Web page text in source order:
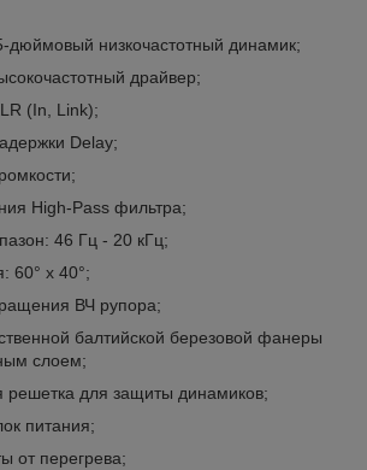
низкочастотный динамик;
драйвер;
(In, Link);
Delay;
High-Pass фильтра;
46 Гц - 20 кГц;
60° х 40°;
ВЧ рупора;
балтийской березовой фанеры
слоем;
решетка для защиты динамиков;
питания;
от перегрева;